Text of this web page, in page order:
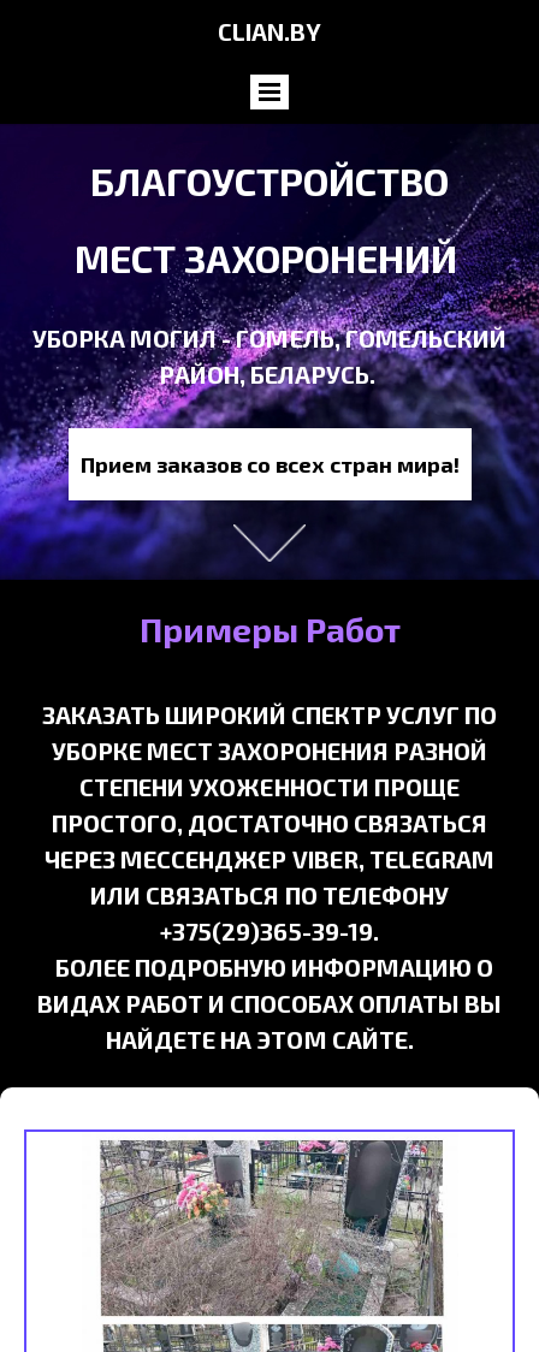
CLIAN.BY
БЛАГОУСТРОЙСТВО
МЕСТ ЗАХОРОНЕНИЙ
УБОРКА МОГИЛ - ГОМЕЛЬ, ГОМЕЛЬСКИЙ
РАЙОН, БЕЛАРУСЬ.
Прием заказов со всех стран мира!
Примеры Работ
ЗАКАЗАТЬ ШИРОКИЙ СПЕКТР УСЛУГ ПО
УБОРКЕ МЕСТ ЗАХОРОНЕНИЯ РАЗНОЙ
СТЕПЕНИ УХОЖЕННОСТИ ПРОЩЕ
ПРОСТОГО, ДОСТАТОЧНО СВЯЗАТЬСЯ
ЧЕРЕЗ МЕССЕНДЖЕР VIBER, TELEGRAM
ИЛИ СВЯЗАТЬСЯ ПО ТЕЛЕФОНУ
+375(29)365-39-19.
БОЛЕЕ ПОДРОБНУЮ ИНФОРМАЦИЮ О
ВИДАХ РАБОТ И СПОСОБАХ ОПЛАТЫ ВЫ
НАЙДЕТЕ НА ЭТОМ САЙТЕ.